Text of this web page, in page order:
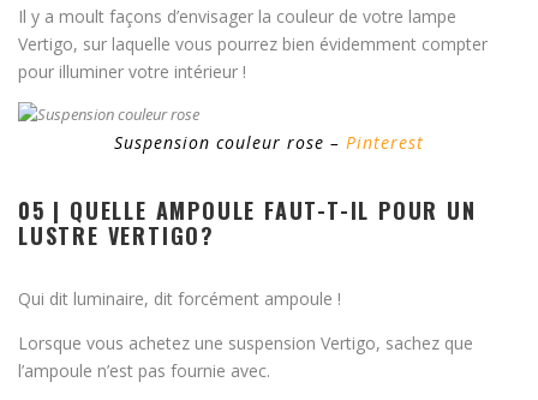
Il y a moult façons d’envisager la couleur de votre lampe
Vertigo, sur laquelle vous pourrez bien évidemment compter
pour illuminer votre intérieur !
Suspension couleur rose – Pinterest
05 | QUELLE AMPOULE FAUT-T-IL POUR UN
LUSTRE VERTIGO?
Qui dit luminaire, dit forcément ampoule !
Lorsque vous achetez une suspension Vertigo, sachez que
l’ampoule n’est pas fournie avec.